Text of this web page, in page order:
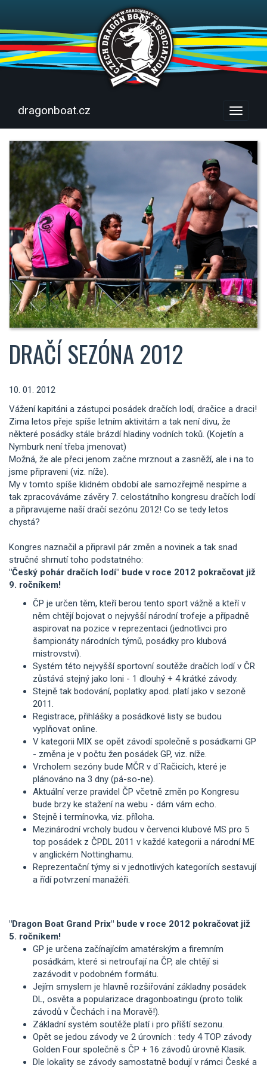
Menu
dragonboat.cz
DRAČÍ SEZÓNA 2012
10. 01. 2012
Vážení kapitáni a zástupci posádek dračích lodí, dračice a draci!
Zima letos přeje spíše letním aktivitám a tak není divu, že
některé posádky stále brázdí hladiny vodních toků. (Kojetín a
Nymburk není třeba jmenovat)
Možná, že ale přeci jenom začne mrznout a zasněží, ale i na to
jsme připraveni (viz. níže).
My v tomto spíše klidném období ale samozřejmě nespíme a
tak zpracováváme závěry 7. celostátního kongresu dračích lodí
a připravujeme naší dračí sezónu 2012! Co se tedy letos
chystá?
Kongres naznačil a připravil pár změn a novinek a tak snad
stručné shrnutí toho podstatného:
"Český pohár dračích lodí" bude v roce 2012 pokračovat již
9. ročníkem!
ČP je určen těm, kteří berou tento sport vážně a kteří v
něm chtějí bojovat o nejvyšší národní trofeje a případně
aspirovat na pozice v reprezentaci (jednotlivci pro
šampionáty národních týmů, posádky pro klubová
mistrovství).
Systém této nejvyšší sportovní soutěže dračích lodí v ČR
zůstává stejný jako loni - 1 dlouhý + 4 krátké závody.
Stejně tak bodování, poplatky apod. platí jako v sezoně
2011.
Registrace, přihlášky a posádkové listy se budou
vyplňovat online.
V kategorii MIX se opět závodí společně s posádkami GP
- změna je v počtu žen posádek GP, viz. níže.
Vrcholem sezóny bude MČR v d´Račicích, které je
plánováno na 3 dny (pá-so-ne).
Aktuální verze pravidel ČP včetně změn po Kongresu
bude brzy ke stažení na webu - dám vám echo.
Stejně i termínovka, viz. příloha.
Mezinárodní vrcholy budou v červenci klubové MS pro 5
top posádek z ČPDL 2011 v každé kategorii a národní ME
v anglickém Nottinghamu.
Reprezentační týmy si v jednotlivých kategoriích sestavují
a řídí potvrzení manažéři.
"Dragon Boat Grand Prix" bude v roce 2012 pokračovat již
5. ročníkem!
GP je určena začínajícím amatérským a firemním
posádkám, které si netroufají na ČP, ale chtějí si
zazávodit v podobném formátu.
Jejím smyslem je hlavně rozšiřování základny posádek
DL, osvěta a popularizace dragonboatingu (proto tolik
závodů v Čechách i na Moravě!).
Základní systém soutěže platí i pro příští sezonu.
Opět se jedou závody ve 2 úrovních : tedy 4 TOP závody
Golden Four společně s ČP + 16 závodů úrovně Klasik.
Dle lokality se závody samostatně bodují v rámci České a